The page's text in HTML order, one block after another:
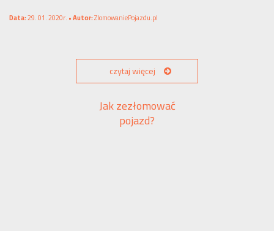
Data:29. 01. 2020r. •Autor:ZlomowaniePojazdu.pl
czytaj więcej
Jak zezłomować
pojazd?